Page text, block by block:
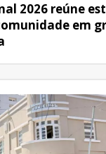
2026 reúne
em